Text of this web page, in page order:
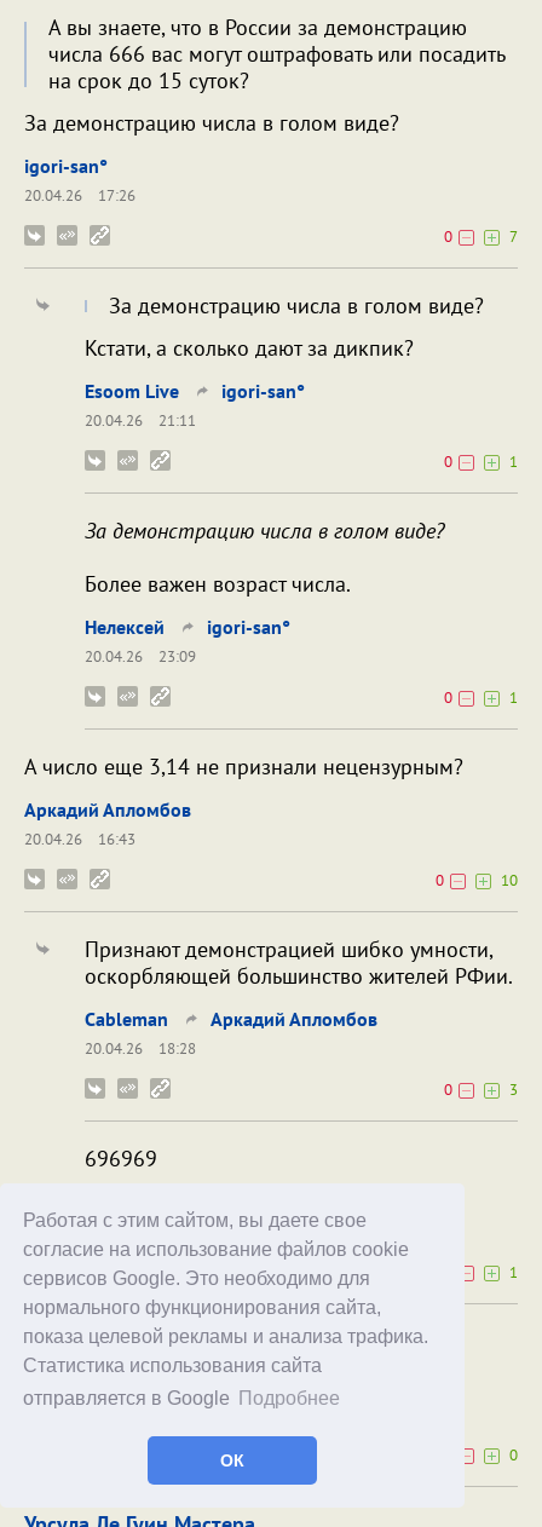
Работая с этим сайтом, вы даете свое
согласие на использование файлов cookie
сервисов Google. Это необходимо для
нормального функционирования сайта,
показа целевой рекламы и анализа трафика.
Статистика использования сайта
отправляется в Google
Подробнее
ОК
А вы знаете, что в России за демонстрацию
числа 666 вас могут оштрафовать или посадить
на срок до 15 суток?
За демонстрацию числа в голом виде?
igori-san°
20.04.26
17:26
0
7
За демонстрацию числа в голом виде?
Кстати, а сколько дают за дикпик?
Esoom Live igori-san°
20.04.26
21:11
0
1
За демонстрацию числа в голом виде?
Более важен возраст числа.
Нелексей igori-san°
20.04.26
23:09
0
1
А число еще 3,14 не признали нецензурным?
Аркадий Апломбов
20.04.26
16:43
0
10
Признают демонстрацией шибко умности,
оскорбляющей большинство жителей РФии.
Cableman Аркадий Апломбов
20.04.26
18:28
0
3
696969
20.04.26
20:32
1
♋♋♋
Red Actor
0